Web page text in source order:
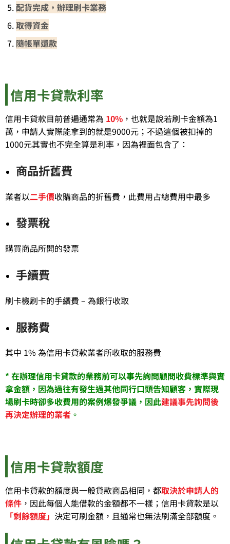
配貨完成，辦理刷卡業務
取得資金
隨帳單還款
信用卡貸款利率
信用卡貸款目前普遍通常為 10% ，也就是說若刷卡金額為1
萬，申請人實際能拿到的就是9000元；不過這個被扣掉的
1000元其實也不完全算是利率，因為裡面包含了：
商品折舊費
業者以二手價收購商品的折舊費，此費用占總費用中最多
發票稅
購買商品所開的發票
手續費
刷卡機刷卡的手續費 – 為銀行收取
服務費
其中 1% 為信用卡貸款業者所收取的服務費
* 在辦理信用卡貸款的業務前可以事先詢問顧問收費標準與實
拿金額，因為過往有發生過其他同行口頭告知顧客，實際現
場刷卡時卻多收費用的案例爆發爭議，因此建議事先詢問後
再決定辦理的業者 。
信用卡貸款額度
信用卡貸款的額度與一般貸款商品相同，都取決於申請人的
條件 ，因此每個人能借款的金額都不一樣；信用卡貸款是以
「剩餘額度」 決定可刷金額，且通常也無法刷滿全部額度。